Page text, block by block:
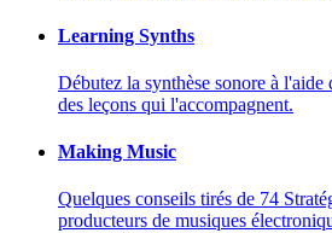
Learning Synths
Débutez la synthèse sonore à
des leçons qui l'accompagnent.
Making Music
Quelques conseils tirés de 74
producteurs de musiques